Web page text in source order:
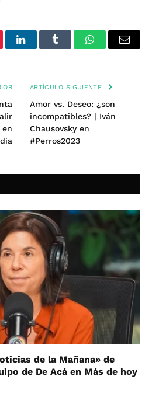
LinkedInTumblr WhatsAppEmail
en
ARTÍCULO SIGUIENTE
Amor vs. Deseo: ¿son
incompatibles? | Iván
Chausovsky en
#Perros2023
de la Mañana» de
de De Acá en Más de hoy